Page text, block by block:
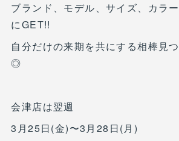
ブランド、モデル、サイズ、カラ
にGET!!
自分だけの来期を共にする相棒見
◎
会津店は翌週
3月25日(金)〜3月28日(月)